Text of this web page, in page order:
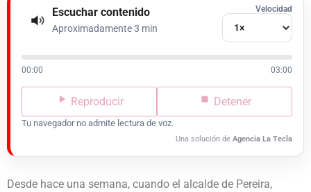
Escuchar contenido
Aproximadamente 3 min
Velocidad
00:00 03:00
Reproducir Detener
Tu navegador no admite lectura de voz.
Una solución de Agencia La Tecla
Desde hace una semana, cuando el alcalde de Pereira,